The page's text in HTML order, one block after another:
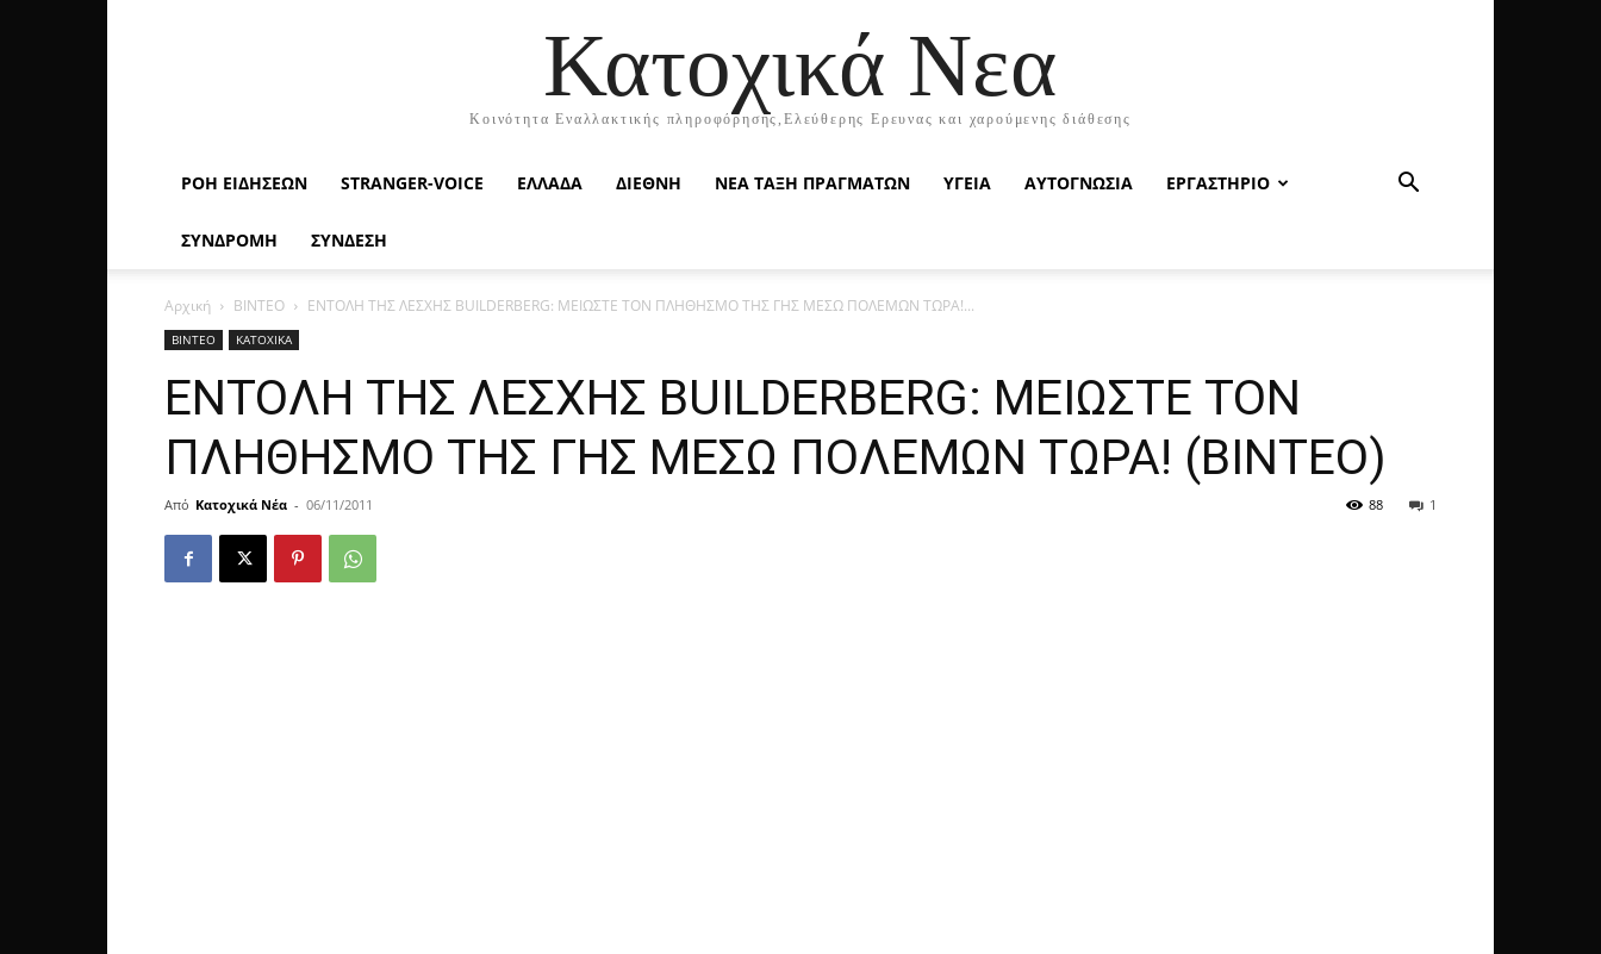
Κατοχικά Νεα
Κοινότητα Εναλλακτικής πληροφόρησης,Ελεύθερης Ερευνας και χαρούμενης διάθεσης
ΡΟΉ ΕΙΔΉΣΕΩΝ STRANGER-VOICE ΕΛΛΑΔΑ ΔΙΕΘΝΗ ΝΕΑ ΤΑΞΗ ΠΡΑΓΜΑΤΩΝ ΥΓΕΙΑ ΑΥΤΟΓΝΩΣΙΑ ΕΡΓΑΣΤΗΡΙΟ
ΣΥΝΔΡΟΜΗ ΣΥΝΔΕΣΗ
Αρχική ΒΙΝΤΕΟ EΝΤΟΛΗ ΤΗΣ ΛΕΣΧΗΣ BUILDERBERG: ΜΕΙΩΣΤΕ ΤΟΝ ΠΛΗΘΗΣΜΟ ΤΗΣ ΓΗΣ ΜΕΣΩ ΠΟΛΕΜΩΝ ΤΩΡΑ!...
ΒΙΝΤΕΟ ΚΑΤΟΧΙΚΑ
EΝΤΟΛΗ ΤΗΣ ΛΕΣΧΗΣ BUILDERBERG: ΜΕΙΩΣΤΕ ΤΟΝ
ΠΛΗΘΗΣΜΟ ΤΗΣ ΓΗΣ ΜΕΣΩ ΠΟΛΕΜΩΝ ΤΩΡΑ! (ΒΙΝΤΕΟ)
Από Κατοχικά Νέα - 06/11/2011 1
88